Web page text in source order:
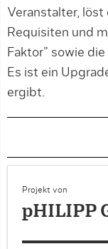
Veranstalter,
Requisiten und
Faktor” sowie
Es ist ein
ergibt.
Projekt von
pHILIPP